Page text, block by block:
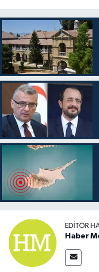
EDITÖR
Haber